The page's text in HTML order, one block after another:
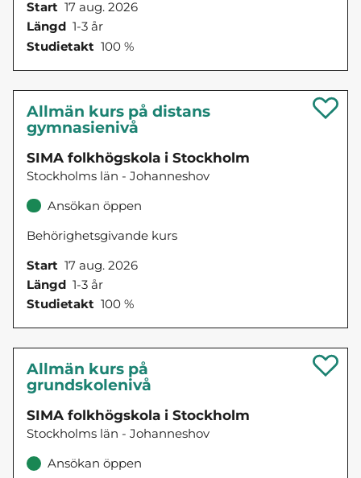
Start 17 aug. 2026
Längd 1-3 år
Studietakt 100 %
Allmän kurs på distans
gymnasienivå
SIMA folkhögskola i Stockholm
Stockholms län - Johanneshov
Ansökan öppen
Behörighetsgivande kurs
Start 17 aug. 2026
Längd 1-3 år
Studietakt 100 %
Allmän kurs på
grundskolenivå
SIMA folkhögskola i Stockholm
Stockholms län - Johanneshov
Ansökan öppen